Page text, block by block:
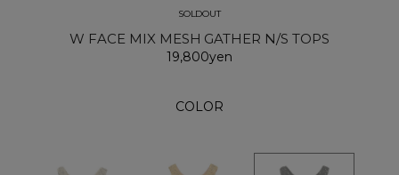
SOLDOUT
W FACE MIX MESH GATHER N/S TOPS
19,800yen
COLOR